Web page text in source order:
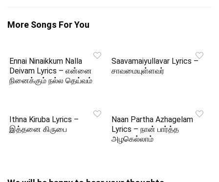
More Songs For You
Ennai Ninaikkum Nalla
Deivam Lyrics – என்னை
நினைக்கும் நல்ல தெய்வம்
Saavamaiyullavar Lyrics –
சாவமையுள்ளவர்
Ithna Kiruba Lyrics –
இத்தனை கிருபை
Naan Partha Azhagelam
Lyrics – நான் பார்த்த
அழகெல்லாம்